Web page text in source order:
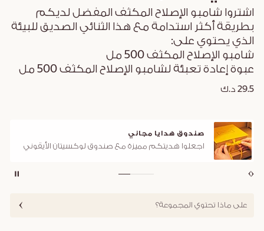
اشتروا شامبو الإصلاح المكثف المفضل لديكم
بطريقة أكثر استدامة مع هذا الثنائي الصديق للبيئة
الذي يحتوي على:
شامبو الإصلاح المكثف 500 مل
عبوة إعادة تعبئة لشامبو الإصلاح المكثف 500 مل
29.5 د.ك
صندوق هدايا مجاني
اجعلوا هديتكم مميزة مع صندوق لوكسيتان الأيقوني
على ماذا تحتوي المجموعة؟